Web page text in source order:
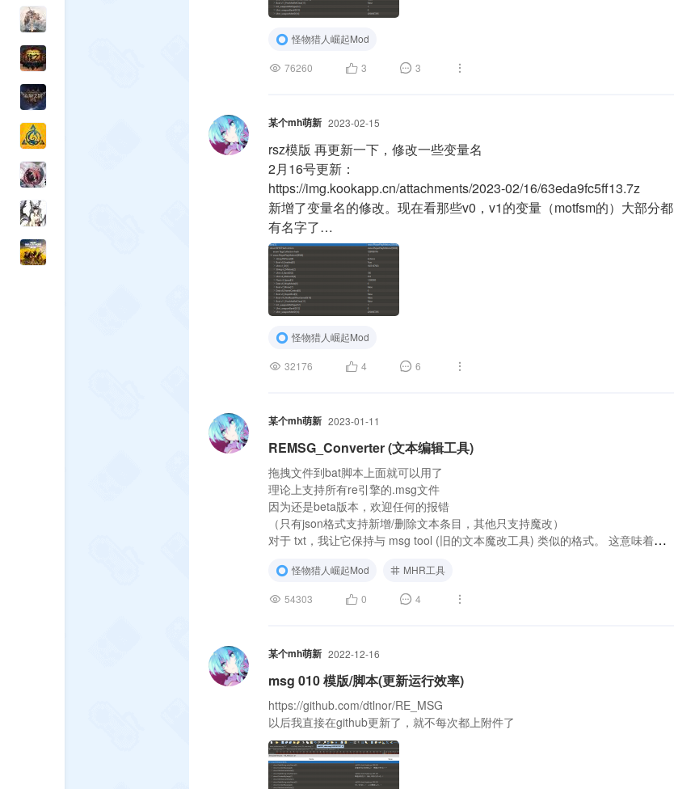
怪物猎人崛起Mod
76260 3 3
某个mh萌新 2023-02-15
rsz模版 再更新一下，修改一些变量名
2月16号更新：
https://img.kookapp.cn/attachments/2023-02/16/63eda9fc5ff13.7z
新增了变量名的修改。现在看那些v0，v1的变量（motfsm的）大部分都
有名字了
同步github：
怪物猎人崛起Mod
32176 4 6
某个mh萌新 2023-01-11
REMSG_Converter (文本编辑工具)
拖拽文件到bat脚本上面就可以用了
理论上支持所有re引擎的.msg文件
因为还是beta版本，欢迎任何的报错
（只有json格式支持新增/删除文本条目，其他只支持魔改）
对于 txt，我让它保持与 msg tool (旧的文本魔改工具) 类似的格式。 这意味着一
怪物猎人崛起Mod MHR工具
54303 0 4
某个mh萌新 2022-12-16
msg 010 模版/脚本(更新运行效率)
https://github.com/dtlnor/RE_MSG
以后我直接在github更新了，就不每次都上附件了